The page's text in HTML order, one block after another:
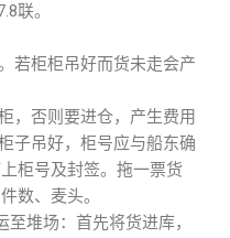
联。
若柜柜吊好而货未走会产
，否则要进仓，产生费用
子吊好，柜号应与船东确
柜号及封签。拖一票货
数、麦头。
堆场：首先将货进库，